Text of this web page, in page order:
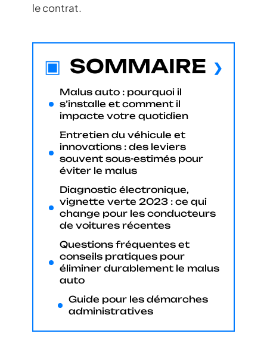
le contrat.
SOMMAIRE
Malus auto : pourquoi il
s’installe et comment il
impacte votre quotidien
Entretien du véhicule et
innovations : des leviers
souvent sous-estimés pour
éviter le malus
Diagnostic électronique,
vignette verte 2023 : ce qui
change pour les conducteurs
de voitures récentes
Questions fréquentes et
conseils pratiques pour
éliminer durablement le malus
auto
Guide pour les démarches
administratives